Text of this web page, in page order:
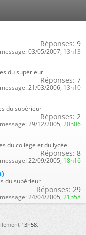
Réponses: 9
03/05/2007, 13h13
du supérieur
Réponses: 7
21/03/2006, 13h10
du supérieur
Réponses: 2
29/12/2005, 20h06
du collège et du lycée
Réponses: 8
22/09/2005, 18h16
du supérieur
Réponses: 29
24/04/2005, 21h58
13h58.